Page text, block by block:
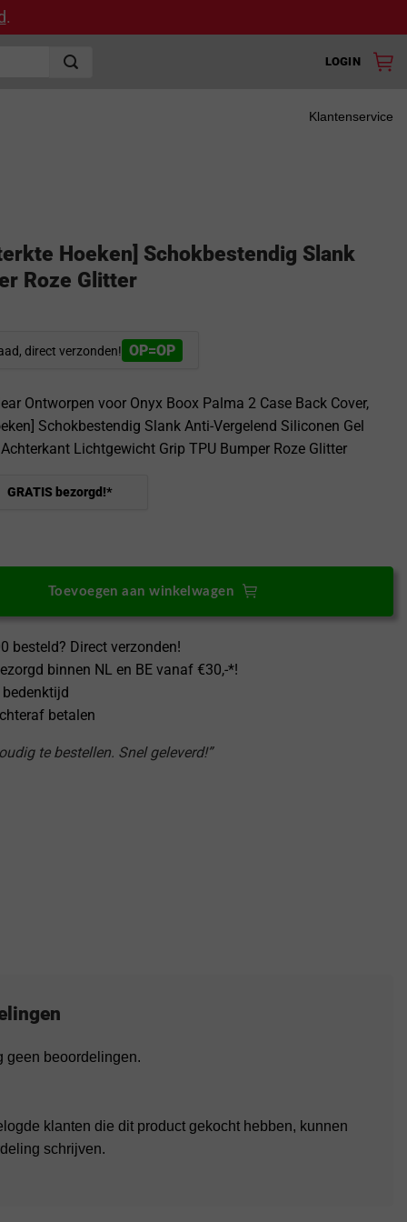
.
LOGIN
Klantenservice
Hoeken] Schokbestendig Slank
Roze Glitter
direct verzonden! OP=OP
Ontworpen voor Onyx Boox Palma 2 Case Back Cover,
Schokbestendig Slank Anti-Vergelend Siliconen Gel
Lichtgewicht Grip TPU Bumper Roze Glitter
GRATIS bezorgd!*
Clear Ontworpen voor Onyx Boox Palma 2 Case Back Cover,
Toevoegen aan winkelwagen
besteld? Direct verzonden!
binnen NL en BE vanaf €30,-*!
betalen
te bestellen. Snel geleverd!”
geen beoordelingen.
klanten die dit product gekocht hebben, kunnen
schrijven.